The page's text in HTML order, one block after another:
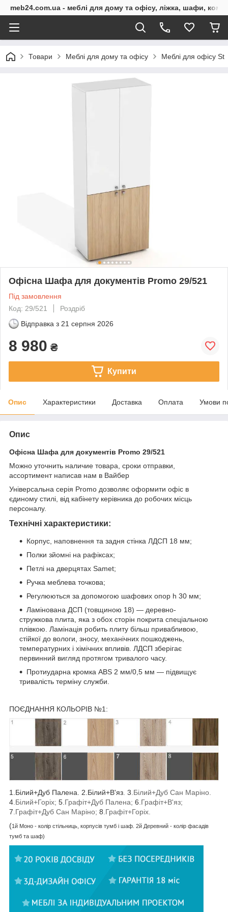
meb24.com.ua - меблі для дому та офісу, ліжка, шафи,
Товари Меблі для дому та офісу Меблі для офісу St
Офісна Шафа для документів Promo 29/521
Під замовлення
Код: 29/521
Роздріб
Відправка з 21 серпня 2026
8 980 ₴
Купити
Опис Характеристики Доставка Оплата Умови
Опис
Офісна Шафа для документів Promo 29/521
Можно уточнить наличие товара, сроки отправки,
ассортимент написав нам в Вайбер
Універсальна серія Promo дозволяє оформити офіс в
єдиному стилі, від кабінету керівника до робочих місць
персоналу.
Технічні характеристики:
Корпус, наповнення та задня стінка ЛДСП 18 мм;
Полки зйомні на рафіксах;
Петлі на дверцятах Samet;
Ручка меблева точкова;
Регулюються за допомогою шафових опор h 30 мм;
Ламінована ДСП (товщиною 18) — деревно-
стружкова плита, яка з обох сторін покрита спеціальною
плівкою. Ламінація робить плиту більш привабливою,
стійкої до вологи, зносу, механічних пошкоджень,
температурних і хімічних впливів. ЛДСП зберігає
первинний вигляд протягом тривалого часу.
Протиударна кромка ABS 2 мм/0,5 мм — підвищує
тривалість терміну служби.
ПОЄДНАННЯ КОЛЬОРІВ №1:
1.Білий+Дуб Палена. 2.Білий+В'яз 3 .Білий+Дуб Сан Маріно.
4 .Білий+Горіх; 5 .Графіт+Дуб Палена; 6 .Графіт+В'яз;
7 .Графіт+Дуб Сан Маріно; 8 .Графіт+Горіх.
(1й Моно - колір стільниць, корпусів тумб і шаф. 2й Деревний - колір фасадів
тумб та шаф)